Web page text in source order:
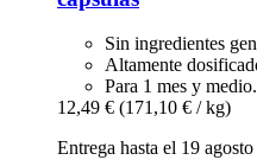
Sin ingredientes
Altamente
Para 1 mes y medio.
12,49 € (171,10 € / kg)
Entrega hasta el 19 agosto